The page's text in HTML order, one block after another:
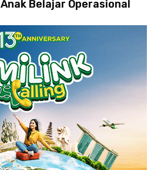
Anak Belajar Operasional